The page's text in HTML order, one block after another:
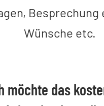
Besprechung
Wünsche etc.
möchte das